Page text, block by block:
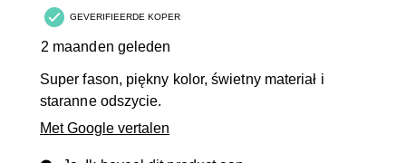
GEVERIFIEERDE KOPER
2 maanden geleden
Super fason, piękny kolor, świetny materiał i
staranne odszycie.
Met Google vertalen